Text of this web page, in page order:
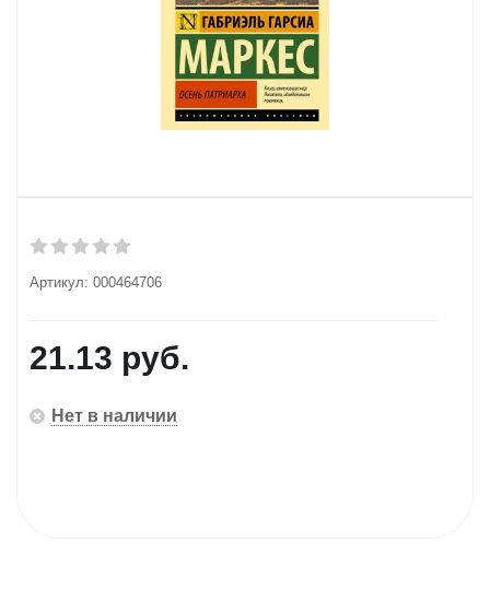
Артикул: 000464706
21.13 руб.
Нет в наличии